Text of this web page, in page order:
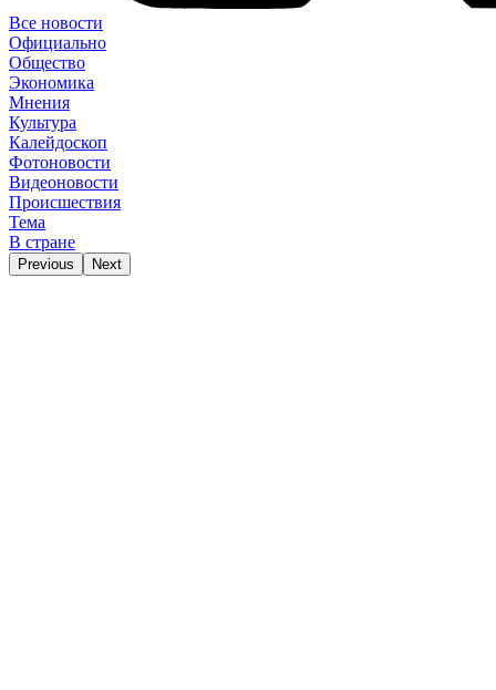
Все новости
Официально
Общество
Экономика
Мнения
Культура
Калейдоскоп
Фотоновости
Видеоновости
Происшествия
Тема
В стране
Previous Next